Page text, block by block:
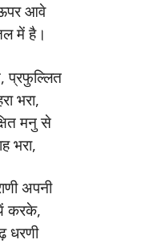
आवे
में है।
प्रफुल्लित
भरा,
मनु से
भरा,
अपनी
करके,
धरणी